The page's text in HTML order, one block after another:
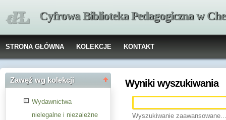
Cyfrowa Biblioteka Pedagogiczna w
STRONA GŁÓWNA KOLEKCJE KONTAKT
Zawęź wg kolekcji
Wydawnictwa
nielegalne i niezależne
Wyniki wyszukiwania
Wyszukiwanie zaawansowane...